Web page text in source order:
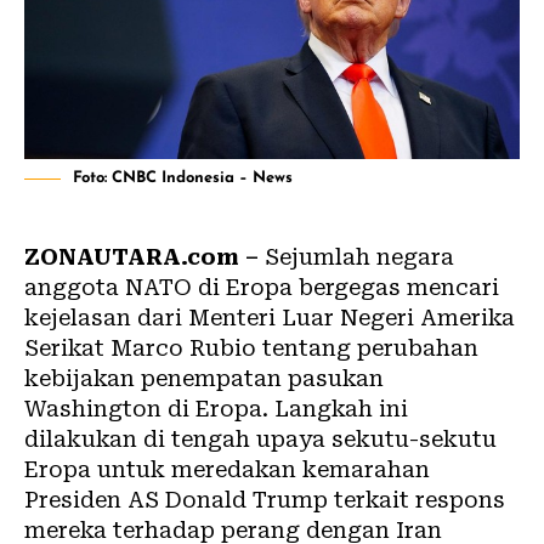
Foto: CNBC Indonesia – News
ZONAUTARA.com – Sejumlah negara
anggota NATO di Eropa bergegas mencari
kejelasan dari Menteri Luar Negeri Amerika
Serikat Marco Rubio tentang perubahan
kebijakan penempatan pasukan
Washington di Eropa. Langkah ini
dilakukan di tengah upaya sekutu-sekutu
Eropa untuk meredakan kemarahan
Presiden AS Donald Trump terkait respons
mereka terhadap perang dengan Iran